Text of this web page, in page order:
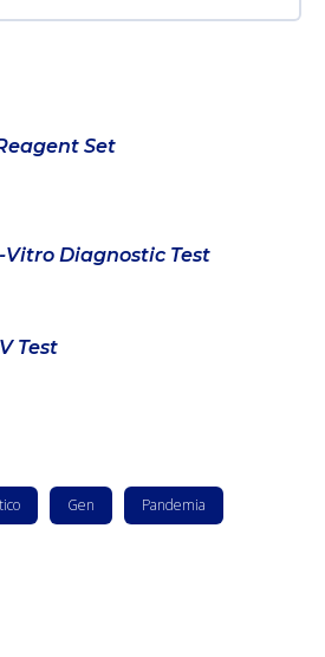
Set
Vitro Diagnostic Test
Test
Gen Pandemia